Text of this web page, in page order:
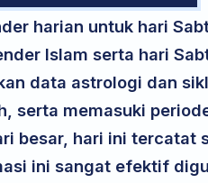
harian untuk hari
Islam serta hari
data astrologi dan
serta memasuki
besar, hari ini tercatat
ini sangat efektif